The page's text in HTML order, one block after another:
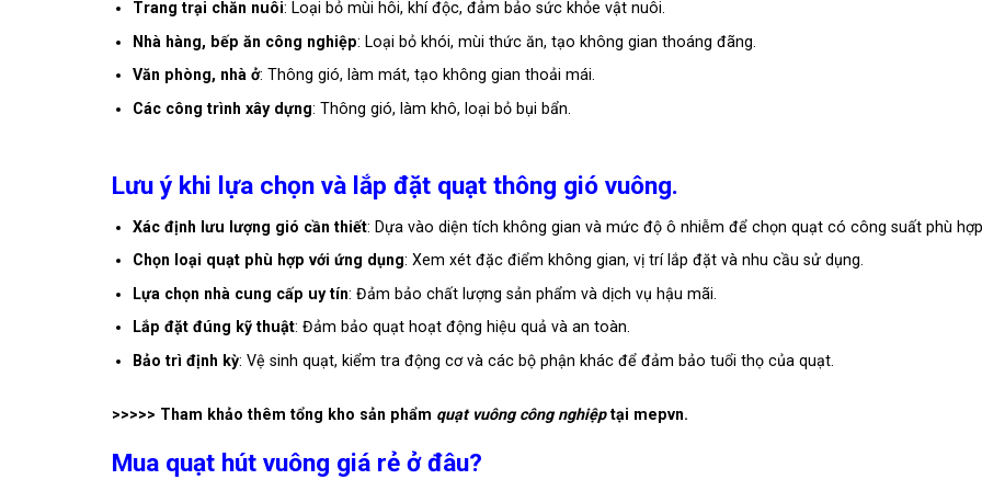
Trang trại chăn nuôi: Loại bỏ mùi hôi, khí độc, đảm bảo sức khỏe vật nuôi.
Nhà hàng, bếp ăn công nghiệp: Loại bỏ khói, mùi thức ăn, tạo không gian thoáng đãng.
Văn phòng, nhà ở: Thông gió, làm mát, tạo không gian thoải mái.
Các công trình xây dựng: Thông gió, làm khô, loại bỏ bụi bẩn.
Lưu ý khi lựa chọn và lắp đặt quạt thông gió vuông.
Xác định lưu lượng gió cần thiết: Dựa vào diện tích không gian và mức độ ô nhiễm để chọn quạt có công suất phù
Chọn loại quạt phù hợp với ứng dụng: Xem xét đặc điểm không gian, vị trí lắp đặt và nhu cầu sử dụng.
Lựa chọn nhà cung cấp uy tín: Đảm bảo chất lượng sản phẩm và dịch vụ hậu mãi.
Lắp đặt đúng kỹ thuật: Đảm bảo quạt hoạt động hiệu quả và an toàn.
Bảo trì định kỳ: Vệ sinh quạt, kiểm tra động cơ và các bộ phận khác để đảm bảo tuổi thọ của quạt.
>>>>> Tham khảo thêm tổng kho sản phẩm quạt vuông công nghiệptại mepvn.
Mua quạt hút vuông giá rẻ ở đâu?